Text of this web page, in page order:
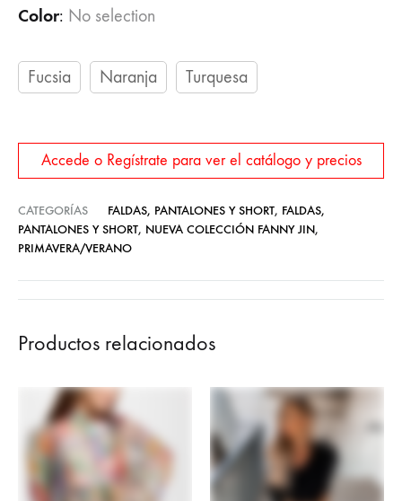
Color: No selection
Fucsia Naranja Turquesa
Accede o Regístrate para ver el catálogo y precios
CATEGORÍAS FALDAS, PANTALONES Y SHORT, FALDAS,
PANTALONES Y SHORT, NUEVA COLECCIÓN FANNY JIN,
PRIMAVERA/VERANO
Productos relacionados